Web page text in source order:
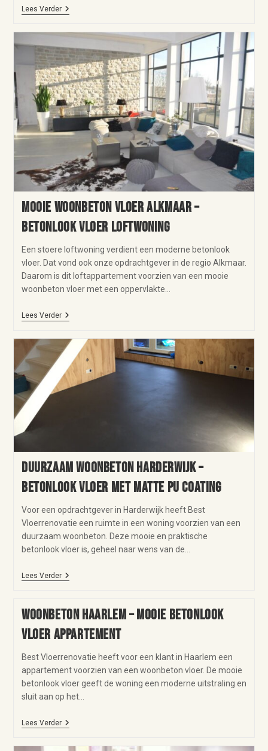
Lees Verder
Mooie woonbeton vloer Alkmaar –
betonlook vloer loftwoning
Een stoere loftwoning verdient een moderne betonlook
vloer. Dat vond ook onze opdrachtgever in de regio Alkmaar.
Daarom is dit loftappartement voorzien van een mooie
woonbeton vloer met een oppervlakte…
Lees Verder
Duurzaam woonbeton Harderwijk –
betonlook vloer met matte PU coating
Voor een opdrachtgever in Harderwijk heeft Best
Vloerrenovatie een ruimte in een woning voorzien van een
duurzaam woonbeton. Deze mooie en praktische
betonlook vloer is, geheel naar wens van de…
Lees Verder
Woonbeton Haarlem – mooie betonlook
vloer appartement
Best Vloerrenovatie heeft voor een klant in Haarlem een
appartement voorzien van een woonbeton vloer. De mooie
betonlook vloer geeft de woning een moderne uitstraling en
sluit aan op het…
Lees Verder